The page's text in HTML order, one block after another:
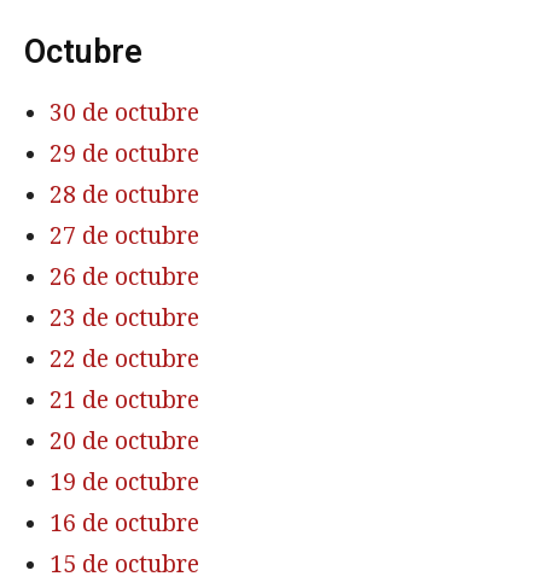
Octubre
30 de octubre
29 de octubre
28 de octubre
27 de octubre
26 de octubre
23 de octubre
22 de octubre
21 de octubre
20 de octubre
19 de octubre
16 de octubre
15 de octubre